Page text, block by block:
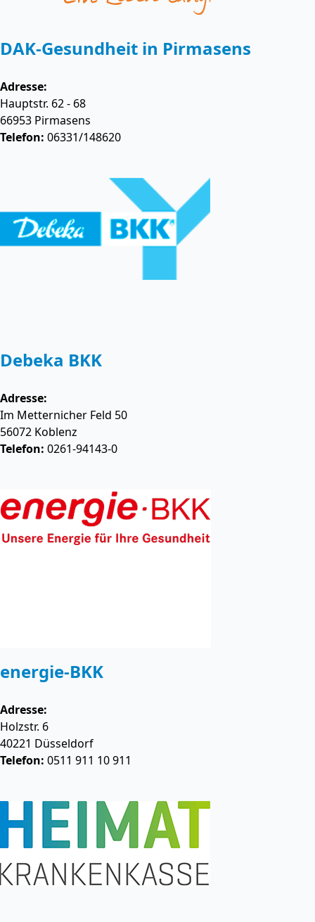
DAK-Gesundheit in Pirmasens
Adresse:
Hauptstr. 62 - 68
66953 Pirmasens
Telefon: 06331/148620
Debeka BKK
Adresse:
Im Metternicher Feld 50
56072 Koblenz
Telefon: 0261-94143-0
energie-BKK
Adresse:
Holzstr. 6
40221 Düsseldorf
Telefon: 0511 911 10 911